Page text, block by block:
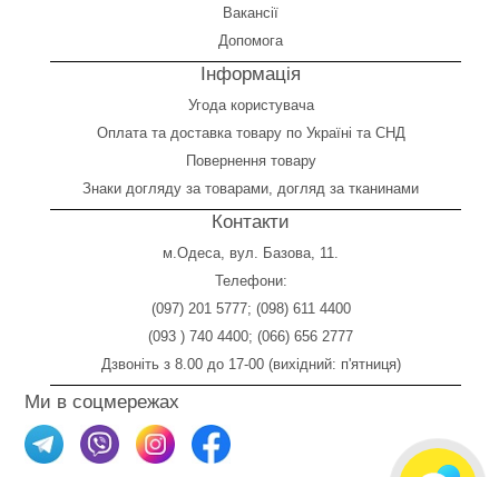
Вакансії
Допомога
Інформація
Угода користувача
Оплата та доставка товару по Україні та СНД
Повернення товару
Знаки догляду за товарами, догляд за тканинами
Контакти
м.Одеса, вул. Базова, 11.
Телефони:
(097) 201 5777; (098) 611 4400
(093 ) 740 4400; (066) 656 2777
Дзвоніть з 8.00 до 17-00 (вихідний: п'ятниця)
Ми в соцмережах